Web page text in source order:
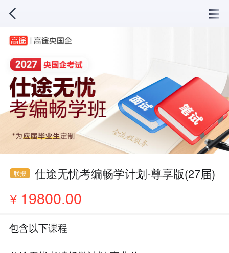
联报 仕途无忧考编畅学计划-尊享版(27届)
¥ 19800.00
包含以下课程